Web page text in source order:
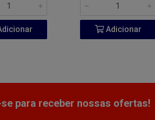
Adicionar
para receber nossas ofertas!